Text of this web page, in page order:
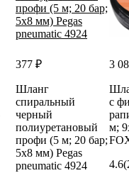
377 ₽
Шланг
спиральный
черный
полиуретановый
профи (5 м; 20 бар;
5х8 мм) Pegas
pneumatic 4924
3
с
м;
4.6